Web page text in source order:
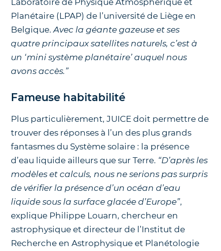
Laboratoire de Physique Atmosphérique et
Planétaire (LPAP) de l’université de Liège en
Belgique.Avec la géante gazeuse et ses
quatre principaux satellites naturels, c’est à
un ‘mini système planétaire’ auquel nous
avons accès.”
Fameuse habitabilité
Plus particulièrement, JUICE doit permettre de
trouver des réponses à l’un des plus grands
fantasmes du Système solaire : la présence
d’eau liquide ailleurs que sur Terre. “D’après les
modèles et calculs, nous ne serions pas surpris
de vérifier la présence d’un océan d’eau
liquide sous la surface glacée d’Europe”,
explique Philippe Louarn, chercheur en
astrophysique et directeur de l’Institut de
Recherche en Astrophysique et Planétologie